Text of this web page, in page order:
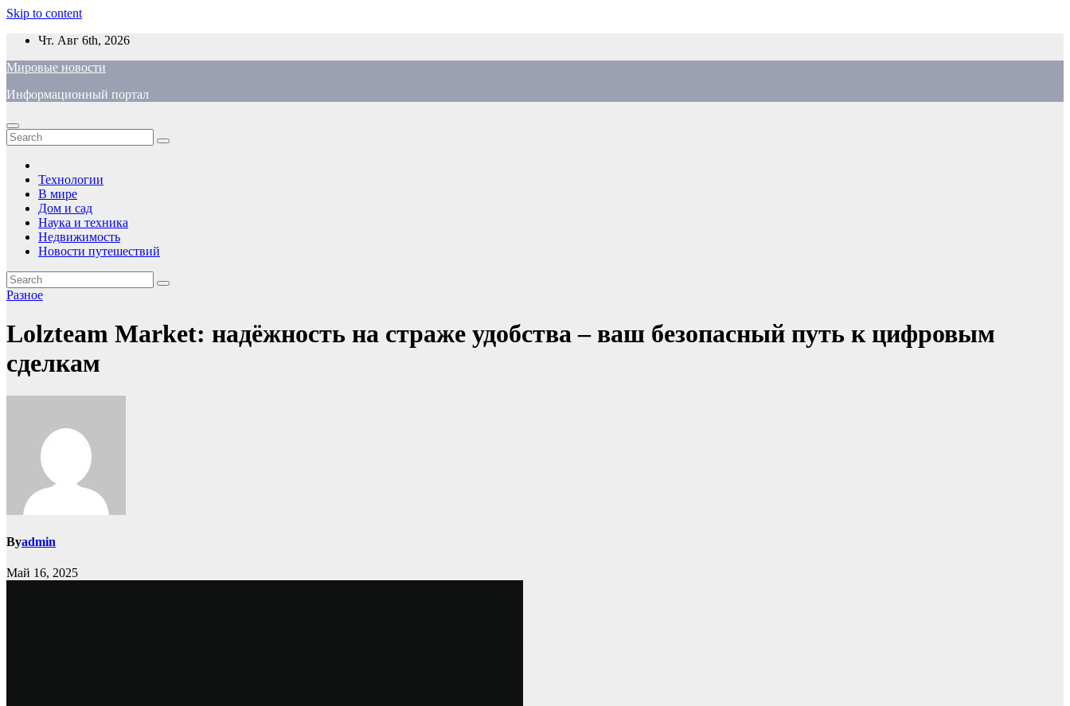
Skip to content
Чт. Авг 6th, 2026
Мировые новости
Информационный портал
Технологии
В мире
Дом и сад
Наука и техника
Недвижимость
Новости путешествий
Разное
Lolzteam Market: надёжность на страже удобства – ваш безопасный путь к цифровым
сделкам
Byadmin
Май 16, 2025